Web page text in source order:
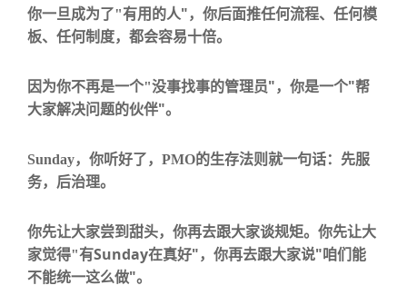
你一旦成为了"有用的人"，你后面推任何流程、任何模
板、任何制度，都会容易十倍。
因为你不再是一个"没事找事的管理员"，你是一个"帮
大家解决问题的伙伴"。
Sunday，你听好了， PMO的生存法则就一句话：先服
务，后治理。
你先让大家尝到甜头，你再去跟大家谈规矩。你先让大
家觉得"有Sunday在真好"，你再去跟大家说" 咱们能
不能统一这么做"。